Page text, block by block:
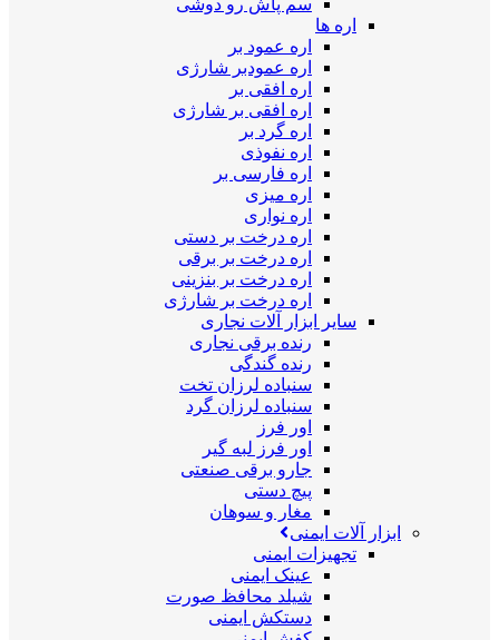
سم پاش رو دوشی
اره ها
اره عمود بر
اره عمودبر شارژی
اره افقی بر
اره افقی بر شارژی
اره گرد بر
اره نفوذی
اره فارسی بر
اره میزی
اره نواری
اره درخت بر دستی
اره درخت بر برقی
اره درخت بر بنزینی
اره درخت بر شارژی
سایر ابزار آلات نجاری
رنده برقی نجاری
رنده گندگی
سنباده لرزان تخت
سنباده لرزان گرد
اور فرز
اور فرز لبه گیر
جارو برقی صنعتی
پیچ دستی
مغار و سوهان
ابزار آلات ایمنی
تجهیزات ایمنی
عینک ایمنی
شیلد محافظ صورت
دستکش ایمنی